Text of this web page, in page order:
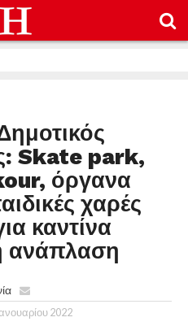
Skate park,
όργανα
χαρές
καντίνα
ανάπλαση
2022